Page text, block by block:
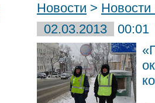
Новости > Новости
02.03.2013
00:01